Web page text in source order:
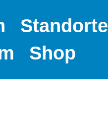
Standorte
Shop